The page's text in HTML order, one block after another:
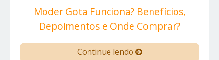
Moder Gota Funciona? Benefícios,
Depoimentos e Onde Comprar?
Continue lendo